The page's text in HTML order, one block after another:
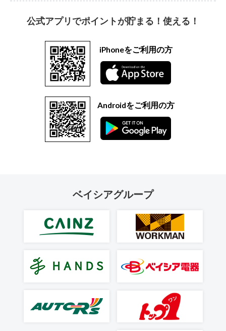
公式アプリでポイントが貯まる！使える！
iPhoneをご利用の方
Androidをご利用の方
ベイシアグループ